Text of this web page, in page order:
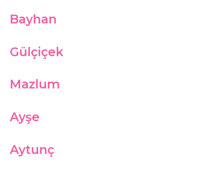
Bayhan
Gülçiçek
Mazlum
Ayşe
Aytunç